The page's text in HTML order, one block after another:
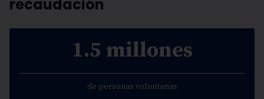
recaudación
1.5 millones
de personas voluntarias